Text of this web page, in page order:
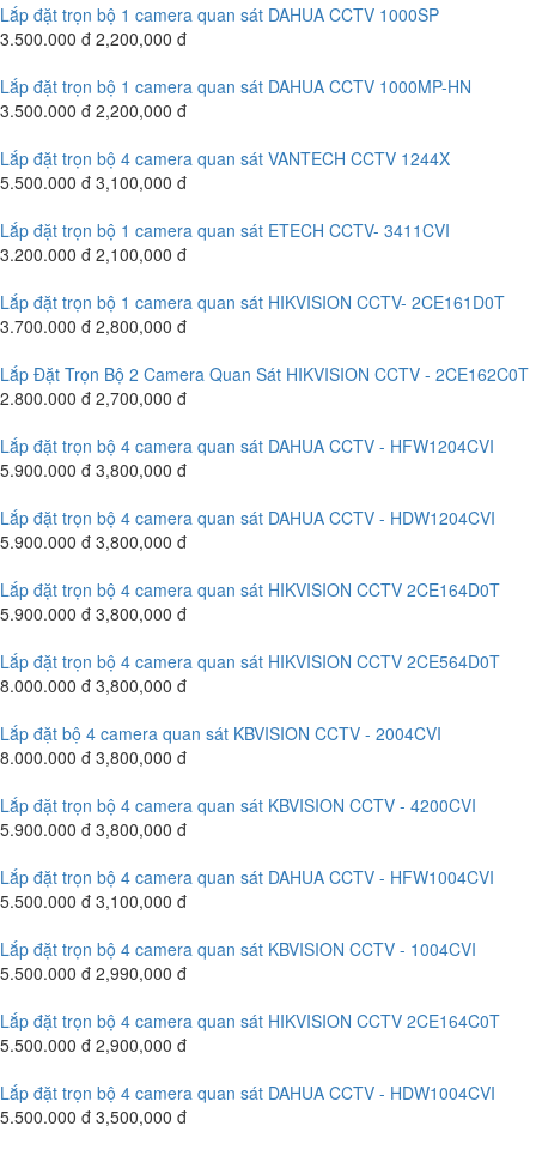
Lắp đặt trọn bộ 1 camera quan sát DAHUA CCTV 1000SP
3.500.000 đ 2,200,000 đ
Lắp đặt trọn bộ 1 camera quan sát DAHUA CCTV 1000MP-HN
3.500.000 đ 2,200,000 đ
Lắp đặt trọn bộ 4 camera quan sát VANTECH CCTV 1244X
5.500.000 đ 3,100,000 đ
Lắp đặt trọn bộ 1 camera quan sát ETECH CCTV- 3411CVI
3.200.000 đ 2,100,000 đ
Lắp đặt trọn bộ 1 camera quan sát HIKVISION CCTV- 2CE161D0T
3.700.000 đ 2,800,000 đ
Lắp Đặt Trọn Bộ 2 Camera Quan Sát HIKVISION CCTV - 2CE162C0T
2.800.000 đ 2,700,000 đ
Lắp đặt trọn bộ 4 camera quan sát DAHUA CCTV - HFW1204CVI
5.900.000 đ 3,800,000 đ
Lắp đặt trọn bộ 4 camera quan sát DAHUA CCTV - HDW1204CVI
5.900.000 đ 3,800,000 đ
Lắp đặt trọn bộ 4 camera quan sát HIKVISION CCTV 2CE164D0T
5.900.000 đ 3,800,000 đ
Lắp đặt trọn bộ 4 camera quan sát HIKVISION CCTV 2CE564D0T
8.000.000 đ 3,800,000 đ
Lắp đặt bộ 4 camera quan sát KBVISION CCTV - 2004CVI
8.000.000 đ 3,800,000 đ
Lắp đặt trọn bộ 4 camera quan sát KBVISION CCTV - 4200CVI
5.900.000 đ 3,800,000 đ
Lắp đặt trọn bộ 4 camera quan sát DAHUA CCTV - HFW1004CVI
5.500.000 đ 3,100,000 đ
Lắp đặt trọn bộ 4 camera quan sát KBVISION CCTV - 1004CVI
5.500.000 đ 2,990,000 đ
Lắp đặt trọn bộ 4 camera quan sát HIKVISION CCTV 2CE164C0T
5.500.000 đ 2,900,000 đ
Lắp đặt trọn bộ 4 camera quan sát DAHUA CCTV - HDW1004CVI
5.500.000 đ 3,500,000 đ